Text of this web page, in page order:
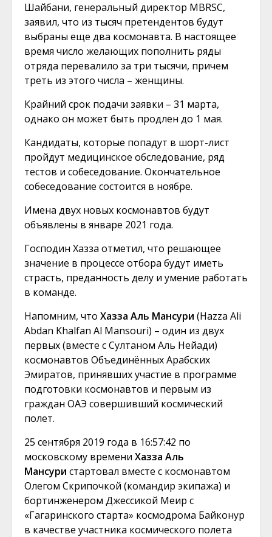
Шайбани, генеральный директор MBRSC,
заявил, что из тысяч претендентов будут
выбраны еще два космонавта. В настоящее
время число желающих пополнить ряды
отряда перевалило за три тысячи, причем
треть из этого числа – женщины.
Крайний срок подачи заявки – 31 марта,
однако он может быть продлен до 1 мая.
Кандидаты, которые попадут в шорт-лист
пройдут медицинское обследование, ряд
тестов и собеседование. Окончательное
собеседование состоится в ноябре.
Имена двух новых космонавтов будут
объявлены в январе 2021 года.
Господин Хазза отметил, что решающее
значение в процессе отбора будут иметь
страсть, преданность делу и умение работать
в команде.
Напомним, что Хазза Аль Мансури (Hazza Ali
Abdan Khalfan Al Mansouri) – один из двух
первых (вместе с Султаном Аль Нейади)
космонавтов Объединённых Арабских
Эмиратов, принявших участие в программе
подготовки космонавтов и первым из
граждан ОАЭ совершивший космический
полет.
25 сентября 2019 года в 16:57:42 по
московскому времени Хазза Аль
Мансури стартовал вместе с космонавтом
Олегом Скрипочкой (командир экипажа) и
бортинженером Джессикой Меир с
«Гагаринского старта» космодрома Байконур
в качестве участника космического полета